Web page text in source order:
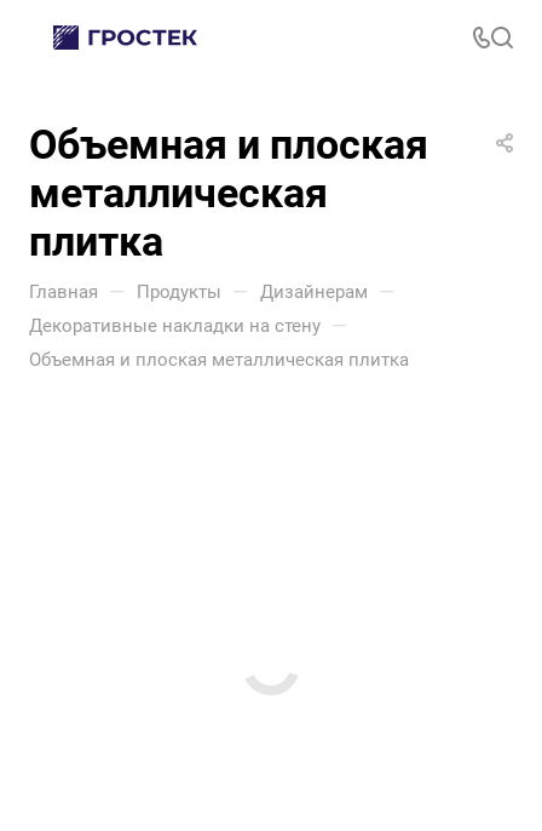
Объемная и плоская
металлическая
плитка
Главная — Продукты — Дизайнерам —
Декоративные накладки на стену —
Объемная и плоская металлическая плитка